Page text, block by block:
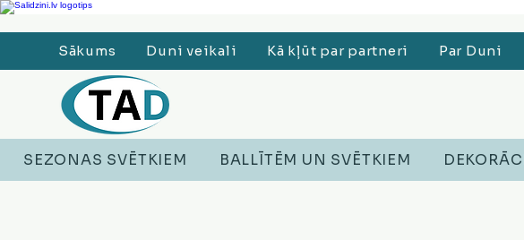
Ledusskapji, Sadzīves tehnika, Smaržas, Operatīvā atmiņa, Putekļu sūcēji, Lego, Austiņas
Sākums Duni veikali Kā kļūt par partneri Par Duni
SEZONAS SVĒTKIEM BALLĪTĒM UN SVĒTKIEM